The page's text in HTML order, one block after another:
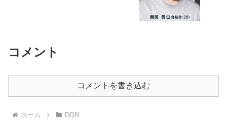
コメント
コメントを書き込む
ホーム DQN